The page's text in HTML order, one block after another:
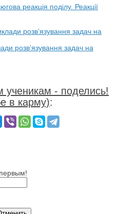
реакція поділу. Реакції
розв’язування задач на
ученикам - поделись!
в карму):